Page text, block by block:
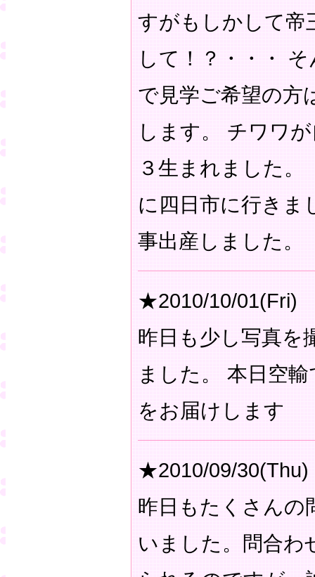
すがもしかして帝
して！？・・・
で見学ご希望の方
します。 チワワ
３生まれました。
に四日市に行きま
事出産しました。
★2010/10/01(Fri)
昨日も少し写真を
ました。 本日空
をお届けします
★2010/09/30(Thu)
昨日もたくさんの
いました。問合わ